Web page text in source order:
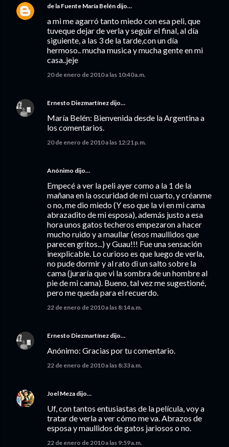
de la Fuente María Belén dijo…
a mi me agarró tanto miedo con esa peli, que
tuveque dejar de verla y seguir el final, al día
siguiente, a las 3 de la tarde,con un día
hermoso.. mucha musica y mucha gente en mi
casa..jeje
20 de enero de 2010 a las 10:40 a.m.
Ernesto Diezmartínez dijo…
María Belén: Bienvenida desde la Argentina a
los comentarios.
20 de enero de 2010 a las 12:21 p.m.
Anónimo dijo…
Empecé a ver la peli ayer como a la 1 de la
mañana en la oscuridad de mi cuarto, y créanme
o no, me dio miedo (Y eso que la vi en mi cama
abrazadito de mi esposa), además justo a esa
hora unos gatos techeros empezaron a hacer
mucho ruido y a maullar (esos maullidos que
parecen gritos...) y Guau!!! Fue una sensación
inexplicable. Lo curioso es que luego de verla,
no pude dormir y al rato di un salto sobre la
cama (juraría que vi la sombra de un hombre al
pie de mi cama). Bueno, tal vez me sugestioné,
pero me queda para el recuerdo.
22 de enero de 2010 a las 8:14 a.m.
Ernesto Diezmartínez dijo…
Anónimo: Gracias por tu comentario.
22 de enero de 2010 a las 8:33 a.m.
Joel Meza dijo…
Uf, con tantos entusiastas de la película, voy a
tratar de verla a ver cómo me va. Abrazos de
esposa y maullidos de gatos jariosos o no.
22 de enero de 2010 a las 9:59 a.m.